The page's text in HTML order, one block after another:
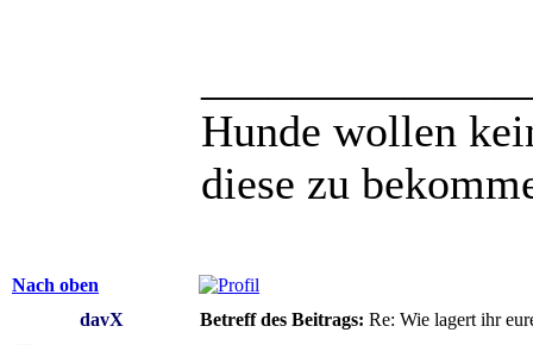
Hunde wollen
diese zu
Nach oben
davX
Betreff des Beitrags: Re: Wie lagert ihr